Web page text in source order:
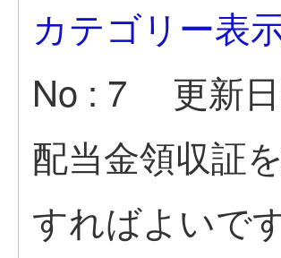
カテゴリー表
No : 7
更新
配当金領収証
すればよいで